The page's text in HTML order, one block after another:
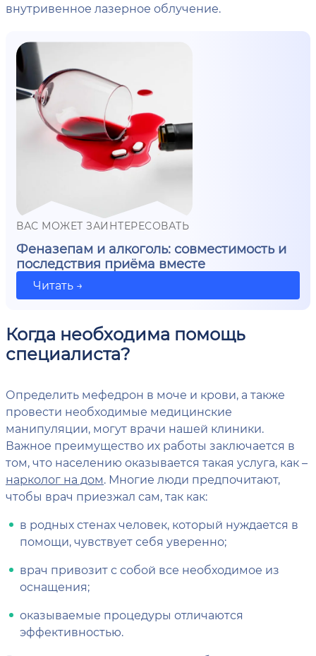
внутривенное лазерное облучение.
ВАС МОЖЕТ ЗАИНТЕРЕСОВАТЬ
Феназепам и алкоголь: совместимость и
последствия приёма вместе
Читать →
Когда необходима помощь
специалиста?
Определить мефедрон в моче и крови, а также
провести необходимые медицинские
манипуляции, могут врачи нашей клиники.
Важное преимущество их работы заключается в
том, что населению оказывается такая услуга, как –
нарколог на дом. Многие люди предпочитают,
чтобы врач приезжал сам, так как:
в родных стенах человек, который нуждается в
помощи, чувствует себя уверенно;
врач привозит с собой все необходимое из
оснащения;
оказываемые процедуры отличаются
эффективностью.